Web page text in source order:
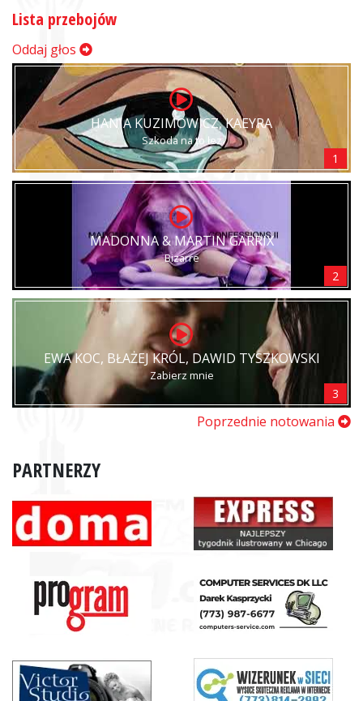
Lista przebojów
Oddaj głos
HANIA KUZIMOWICZ, KAEYRA
Szkoda na to łez
1
MADONNA & MARTIN GARRIX
Bizarre
2
EWA KOC, BŁAŻEJ KRÓL, DAWID TYSZKOWSKI
Zabierz mnie
3
Poprzednie notowania
PARTNERZY